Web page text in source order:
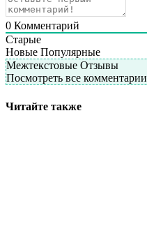
0 Комментарий
Старые
Новые Популярные
Межтекстовые Отзывы
Посмотреть все комментарии
Читайте также